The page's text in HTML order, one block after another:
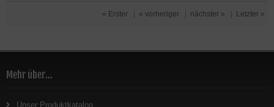
« Erster « vorheriger nächster » Letzter »
Mehr über...
Unser Produktkatalog